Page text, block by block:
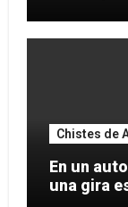
Chistes de
En un
una gira